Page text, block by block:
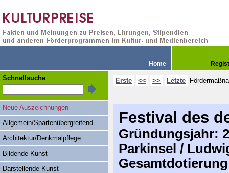
Home
Erste << >> Letzte
Festival des
Gründungsjahr:
Parkinsel /
Schnellsuche
Neue Auszeichnungen
Allgemein/Spartenübergreifend
Architektur/Denkmalpflege
Bildende Kunst
Darstellende Kunst